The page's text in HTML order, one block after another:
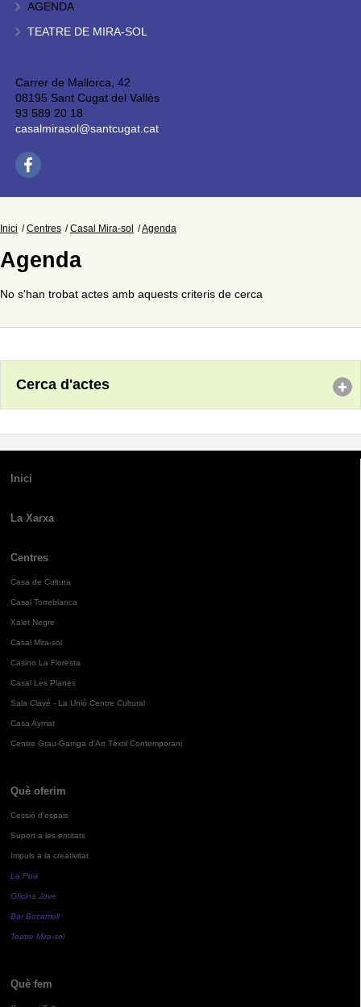
AGENDA
TEATRE DE MIRA-SOL
Carrer de Mallorca, 42
08195 Sant Cugat del Vallès
93 589 20 18
casalmirasol@santcugat.cat
Inici Centres Casal Mira-sol Agenda
Agenda
No s'han trobat actes amb aquests criteris de cerca
Cerca d'actes
Inici
La Xarxa
Centres
Casa de Cultura
Casal Torreblanca
Xalet Negre
Casal Mira-sol
Casino La Floresta
Casal Les Planes
Sala Clavé - La Unió Centre Cultural
Casa Aymat
Centre Grau-Garriga d'Art Tèxtil Contemporani
Què oferim
Cessió d'espais
Suport a les entitats
Impuls a la creativitat
La Pua
Oficina Jove
Bar Bocamoll
Teatre Mira-sol
Què fem